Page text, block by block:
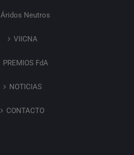
Áridos Neutros
VIICNA
PREMIOS FdA
NOTICIAS
CONTACTO